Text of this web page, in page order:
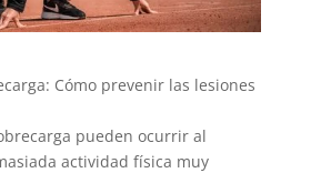
Cómo prevenir las lesiones
pueden ocurrir al
actividad física muy